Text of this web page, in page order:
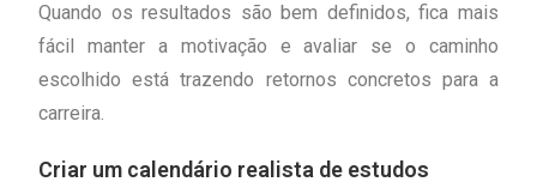
Quando os resultados são bem definidos, fica mais
fácil manter a motivação e avaliar se o caminho
escolhido está trazendo retornos concretos para a
carreira.
Criar um calendário realista de estudos